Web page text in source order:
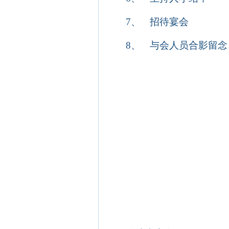
7、 招待宴会
8、 与会人员合影留